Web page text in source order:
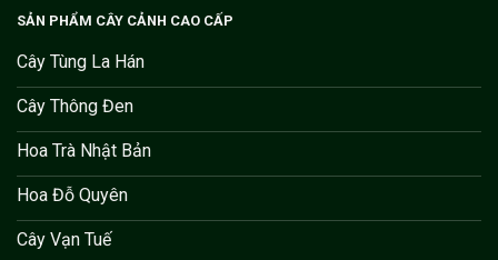
SẢN PHẨM CÂY CẢNH CAO CẤP
Cây Tùng La Hán
Cây Thông Đen
Hoa Trà Nhật Bản
Hoa Đỗ Quyên
Cây Vạn Tuế